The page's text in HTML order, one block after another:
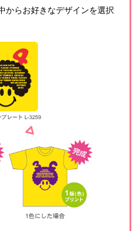
からお好きなデザインを選択